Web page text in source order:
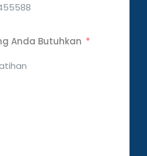
Anda Butuhkan